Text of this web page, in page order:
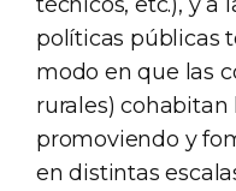
políticas públicas
modo en que las
rurales) cohabitan
promoviendo y
en distintas